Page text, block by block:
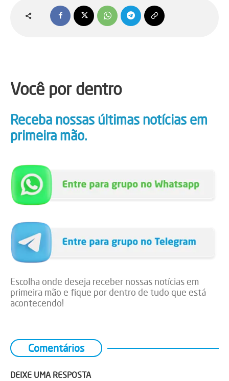
Você por dentro
Receba nossas últimas notícias em
primeira mão.
Escolha onde deseja receber nossas notícias em
primeira mão e fique por dentro de tudo que está
acontecendo!
Comentários
DEIXE UMA RESPOSTA